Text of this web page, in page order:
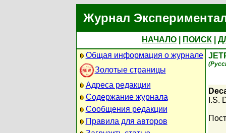
Журнал
НАЧАЛО ПОИСК
Общая информация о журнале
Золотые страницы
Адреса редакции
Содержание журнала
Сообщения редакции
Правила для авторов
I.S.